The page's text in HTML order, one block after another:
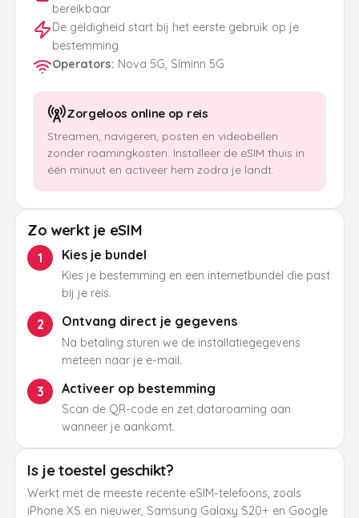
bereikbaar
De geldigheid start bij het eerste gebruik op je
bestemming
Operators: Nova 5G, Síminn 5G
Zorgeloos online op reis
Streamen, navigeren, posten en videobellen
zonder roamingkosten. Installeer de eSIM thuis in
één minuut en activeer hem zodra je landt.
Zo werkt je eSIM
1 Kies je bundel
Kies je bestemming en een internetbundel die past
bij je reis.
2 Ontvang direct je gegevens
Na betaling sturen we de installatiegegevens
meteen naar je e-mail.
3 Activeer op bestemming
Scan de QR-code en zet dataroaming aan
wanneer je aankomt.
Is je toestel geschikt?
Werkt met de meeste recente eSIM-telefoons, zoals
iPhone XS en nieuwer, Samsung Galaxy S20+ en Google